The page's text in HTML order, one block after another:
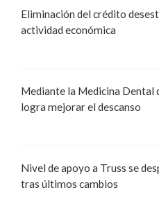
Eliminación del crédito
actividad económica
Mediante la Medicina Dental
logra mejorar el descanso
Nivel de apoyo a Truss se
tras últimos cambios